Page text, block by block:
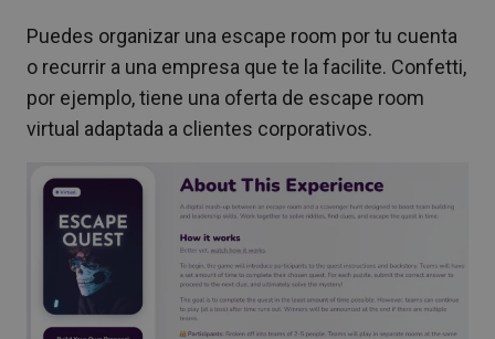
Puedes organizar una escape room por tu cuenta
o recurrir a una empresa que te la facilite. Confetti,
por ejemplo, tiene una oferta de escape room
virtual adaptada a clientes corporativos.